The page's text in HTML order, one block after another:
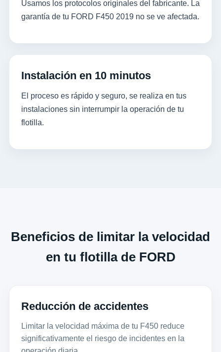
Usamos los protocolos originales del fabricante. La
garantía de tu FORD F450 2019 no se ve afectada.
Instalación en 10 minutos
El proceso es rápido y seguro, se realiza en tus
instalaciones sin interrumpir la operación de tu
flotilla.
Beneficios de limitar la velocidad
en tu flotilla de FORD
Reducción de accidentes
Limitar la velocidad máxima de tu F450 reduce
significativamente el riesgo de incidentes en la